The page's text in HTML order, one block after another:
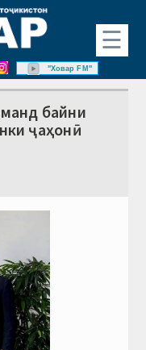
☰
"Ховар FM"
байни
ҷаҳонӣ